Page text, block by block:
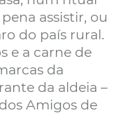
assistir, ou
do país rural.
e a carne de
da
da aldeia –
Amigos de